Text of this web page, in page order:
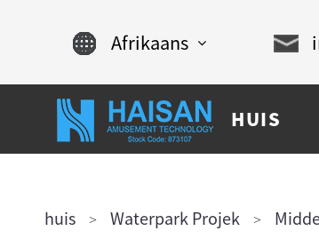
Afrikaans
Chinese
Español
HUIS
huis Waterpark Projek